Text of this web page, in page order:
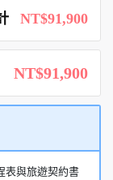
NT$91,900
NT$91,900
表與旅遊契約書